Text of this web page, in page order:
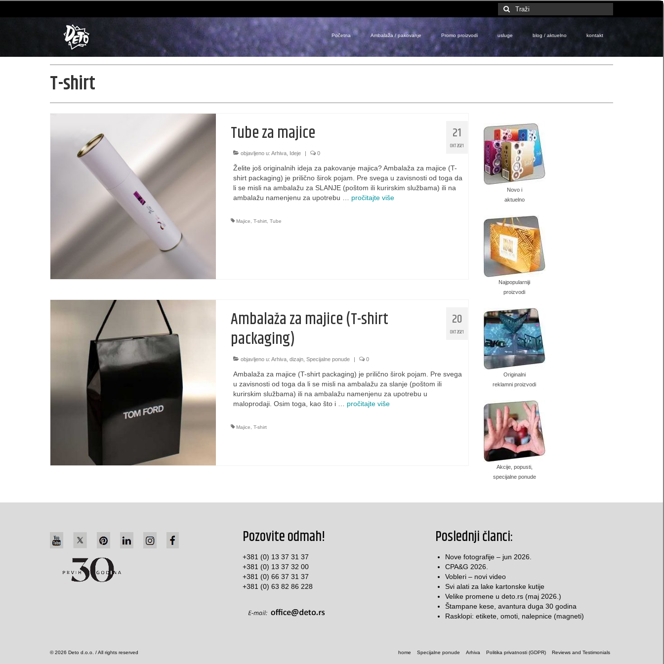
Search
for:
Početna Ambalaža / pakovanje Promo proizvodi usluge blog / aktuelno kontakt
T-shirt
21
OKT 2021
Tube za majice
objavljeno u: Arhiva, Ideje | 0
Želite još originalnih ideja za pakovanje majica? Ambalaža za majice (T-
shirt packaging) je prilično širok pojam. Pre svega u zavisnosti od toga da
li se misli na ambalažu za SLANJE (poštom ili kurirskim službama) ili na
ambalažu namenjenu za upotrebu … pročitajte više
Majice T-shirt, Tube
20
OKT 2021
Ambalaža za majice (T-shirt
packaging)
objavljeno u: Arhiva, dizajn, Specijalne ponude | 0
Ambalaža za majice (T-shirt packaging) je prilično širok pojam. Pre svega
u zavisnosti od toga da li se misli na ambalažu za slanje (poštom ili
kurirskim službama) ili na ambalažu namenjenu za upotrebu u
maloprodaji. Osim toga, kao što i … pročitajte više
Majice T-shirt
Novo i
aktuelno
Najpopularniji
proizvodi
Originalni
reklamni proizvodi
Akcije, popusti,
specijalne ponude
Pozovite odmah!
+381 (0) 13 37 31 37
+381 (0) 13 37 32 00
+381 (0) 66 37 31 37
+381 (0) 63 82 86 228
Poslednji članci:
Nove fotografije – jun 2026.
CPA&G 2026.
Vobleri – novi video
Svi alati za lake kartonske kutije
Velike promene u deto.rs (maj 2026.)
Štampane kese, avantura duga 30 godina
Rasklopi: etikete, omoti, nalepnice (magneti)
home Specijalne ponude Arhiva Politika privatnosti (GDPR) Reviews and Testimonials
© 2026 Deto d.o.o. / All rights reserved